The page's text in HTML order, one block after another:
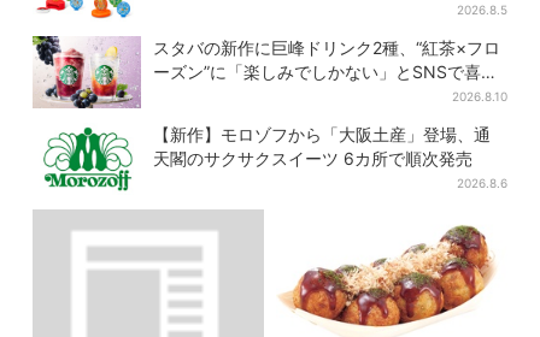
2026.8.5
スタバの新作に巨峰ドリンク2種、“紅茶×フロ
ーズン”に「楽しみでしかない」とSNSで喜び
2026.8.10
【新作】モロゾフから「大阪土産」登場、通
天閣のサクサクスイーツ 6カ所で順次発売
2026.8.6